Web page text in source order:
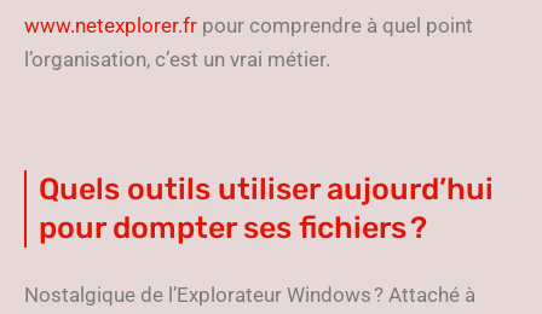
www.netexplorer.fr pour comprendre à quel point
l’organisation, c’est un vrai métier.
Quels outils utiliser aujourd’hui
pour dompter ses fichiers ?
Nostalgique de l’Explorateur Windows ? Attaché à